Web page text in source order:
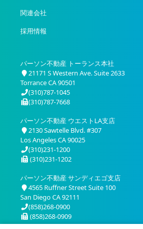
関連会社
採用情報
パーソン不動産 トーランス本社
21171 S Western Ave. Suite 2633
Torrance CA 90501
(310)787-1045
(310)787-7668
パーソン不動産 ウエストLA支店
2130 Sawtelle Blvd. #307
Los Angeles CA 90025
(310)231-1200
(310)231-1202
パーソン不動産 サンディエゴ支店
4565 Ruffner Street Suite 100
San Diego CA 92111
(858)268-0900
(858)268-0909